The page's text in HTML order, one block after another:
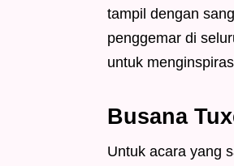
tampil dengan
penggemar di
untuk
Busana
Untuk acara yang